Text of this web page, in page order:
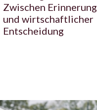
Zwischen Erinnerung
und wirtschaftlicher
Entscheidung